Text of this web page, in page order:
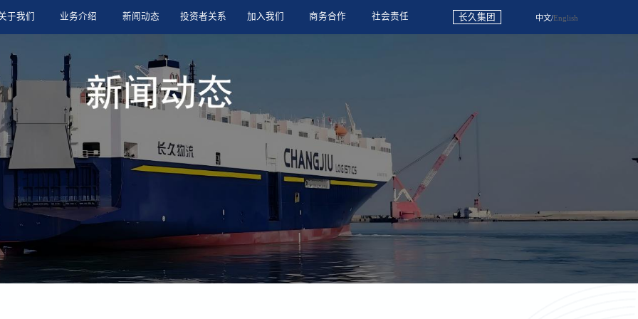
于我们 业务介绍 新闻动态 投资者关系 加入我们 商务合作 社会责任 长久集团 中文/English